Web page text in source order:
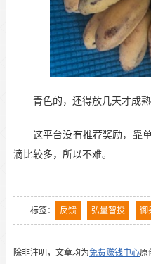
青色的，还得放几天才成熟
这平台没有推荐奖励，靠
滴比较多，所以不难。
标签： 反馈 弘量智投 御
除非注明，文章均为免费赚钱中心原